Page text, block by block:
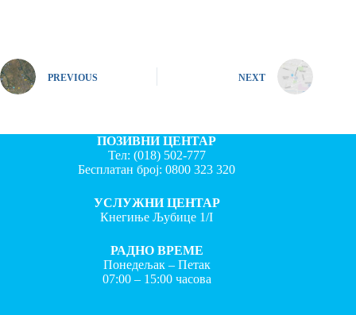
PREVIOUS NEXT
ПОЗИВНИ ЦЕНТАР
Тел: (018) 502-777
Бесплатан број:0800 323 320
УСЛУЖНИ ЦЕНТАР
Кнегиње Љубице 1/I
РАДНО ВРЕМЕ
Понедељак – Петак
07:00 – 15:00 часова